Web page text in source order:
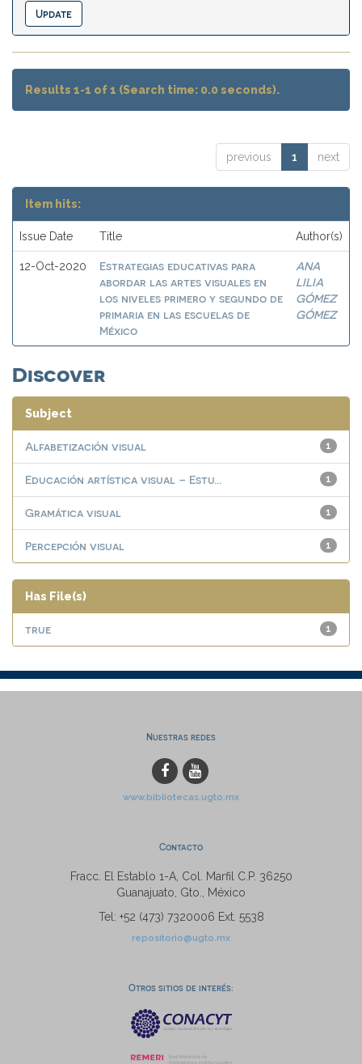
Results 1-1 of 1 (Search time: 0.0 seconds).
previous 1 next
Item hits:
Issue Date Title Author(s)
12-Oct-2020
Estrategias educativas para
abordar las artes visuales en
los niveles primero y segundo de
primaria en las escuelas de
México
ANA
LILIA
GÓMEZ
GÓMEZ
Discover
Subject
1
Alfabetización visual
1
Educación artística visual – Estu...
1
Gramática visual
1
Percepción visual
Has File(s)
1
true
Nuestras redes
www.bibliotecas.ugto.mx
Contacto
Fracc. El Establo 1-A, Col. Marfil C.P. 36250
Guanajuato, Gto., México
Tel: +52 (473) 7320006 Ext. 5538
repositorio@ugto.mx
Otros sitios de interés: